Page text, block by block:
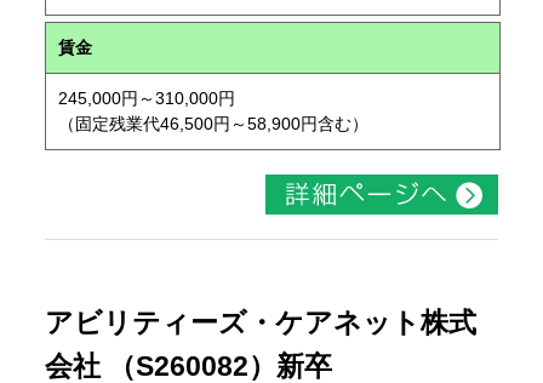
賃金
245,000円～310,000円
（固定残業代46,500円～58,900円含む）
アビリティーズ・ケアネット株式
会社 （S260082）新卒